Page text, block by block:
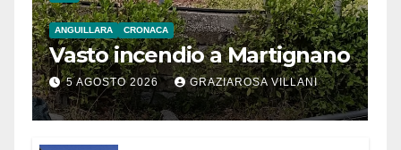
ANGUILLARA CRONACA
Vasto incendio a Martignano
5 AGOSTO 2026 GRAZIAROSA VILLANI